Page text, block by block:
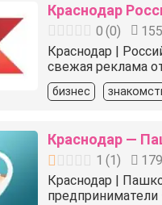
Краснодар
0 (0)
155
Краснодар |
свежая реклама
бизнес
Краснодар —
1 (1 )
179
Краснодар |